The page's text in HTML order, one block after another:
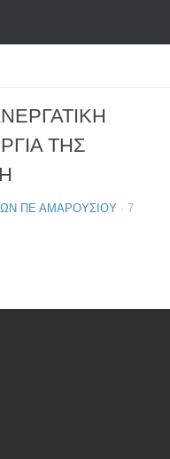
ΤΗΣ
ΠΕ ΑΜΑΡΟΥΣΊΟΥ · 7